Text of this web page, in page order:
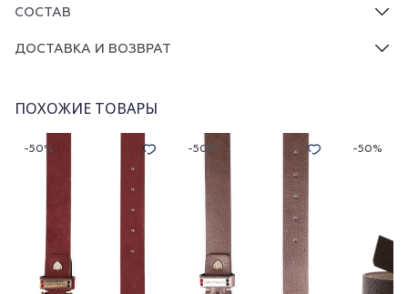
СОСТАВ
ДОСТАВКА И ВОЗВРАТ
ПОХОЖИЕ ТОВАРЫ
-50% -50% -50%